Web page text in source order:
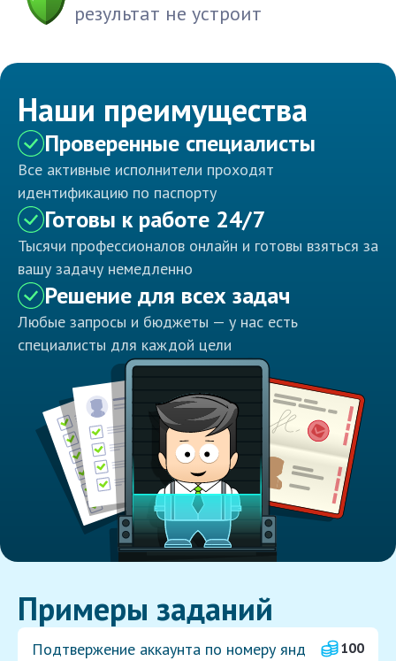
результат не устроит
Наши преимущества
Проверенные специалисты
Все активные исполнители проходят
идентификацию по паспорту
Готовы к работе 24/7
Тысячи профессионалов онлайн и готовы взяться за
вашу задачу немедленно
Решение для всех задач
Любые запросы и бюджеты — у нас есть
специалисты для каждой цели
Примеры заданий
Подтвержение аккаунта по номеру янд
100